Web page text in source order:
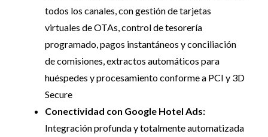
todos los canales, con gestión de tarjetas
virtuales de OTAs, control de tesorería
programado, pagos instantáneos y conciliación
de comisiones, extractos automáticos para
huéspedes y procesamiento conforme a PCI y 3D
Secure
Conectividad con Google Hotel Ads:
Integración profunda y totalmente automatizada